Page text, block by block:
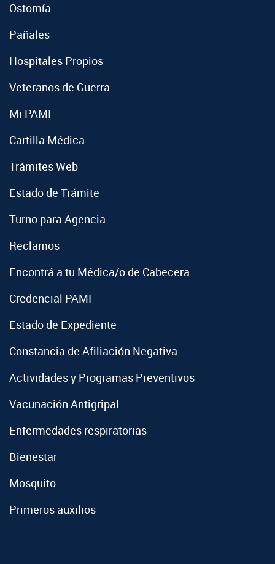
Ostomía
Pañales
Hospitales Propios
Veteranos de Guerra
Mi PAMI
Cartilla Médica
Trámites Web
Estado de Trámite
Turno para Agencia
Reclamos
Encontrá a tu Médica/o de Cabecera
Credencial PAMI
Estado de Expediente
Constancia de Afiliación Negativa
Actividades y Programas Preventivos
Vacunación Antigripal
Enfermedades respiratorias
Bienestar
Mosquito
Primeros auxilios